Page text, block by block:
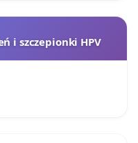
i szczepionki HPV